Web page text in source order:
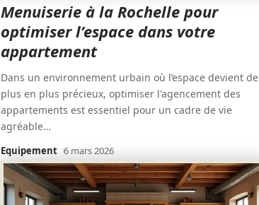
Menuiserie à la Rochelle pour
optimiser l’espace dans votre
appartement
Dans un environnement urbain où l’espace devient de
plus en plus précieux, optimiser l'agencement des
appartements est essentiel pour un cadre de vie
agréable…
Equipement 6 mars 2026